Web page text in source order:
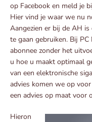
op Facebook en meld je
Hier vind je waar we nu
Aangezien er bij de AH
te gaan gebruiken. Bij PC
abonnee zonder het
u hoe u maakt optimaal
van een elektronische
advies komen we op
een advies op maat voor
Hieron